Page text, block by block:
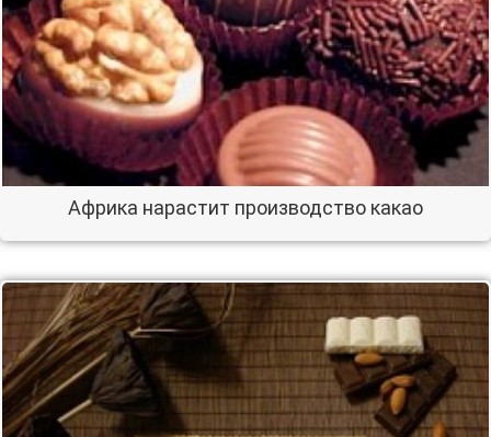
Африка нарастит производство какао